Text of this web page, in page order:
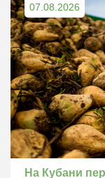
07.08.2026
На Кубани